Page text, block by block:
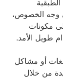
وجه الخصوص،
مكونات
طويل الأمد.
أو مشاكل
من خلال